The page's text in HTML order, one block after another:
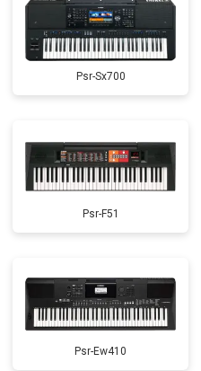
Psr-Sx700
Psr-F51
Psr-Ew410